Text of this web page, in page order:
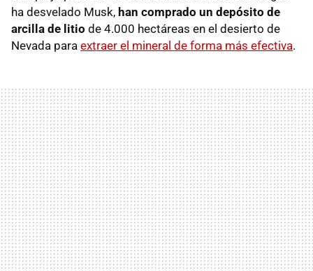
ha desvelado Musk, han comprado un depósito de
arcilla de litio de 4.000 hectáreas en el desierto de
Nevada para extraer el mineral de forma más efectiva.